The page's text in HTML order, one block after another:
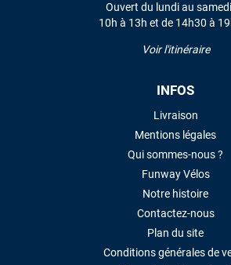
Ouvert du lundi au
10h à 13h et de 14h30 à
Voir l'itinéraire
INFOS
Livraison
Mentions légales
Qui sommes-nous ?
Funway Vélos
Notre histoire
Contactez-nous
Plan du site
Conditions générales de